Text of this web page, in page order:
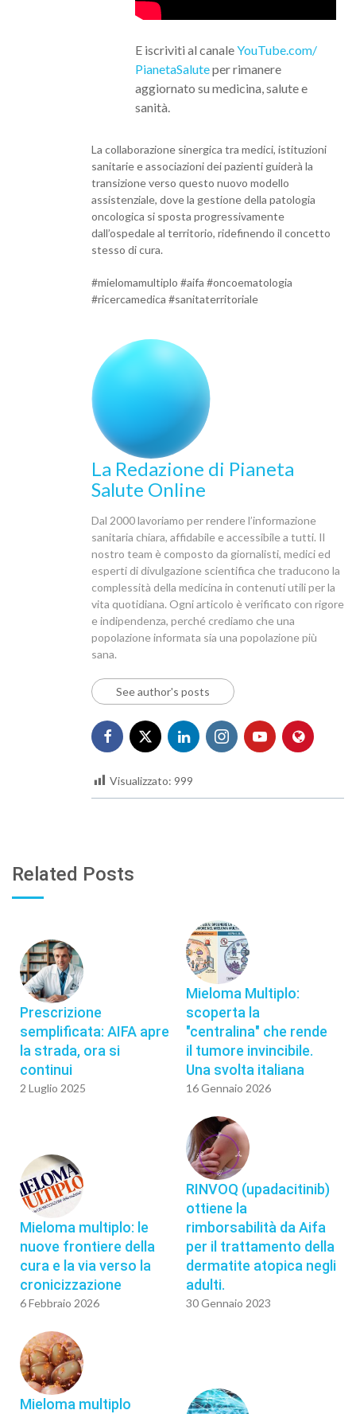
E iscriviti al canaleYouTube.com/
PianetaSaluteper rimanere
aggiornato su medicina, salute e
sanità.
La collaborazione sinergica tra medici, istituzioni
sanitarie e associazioni dei pazienti guiderà la
transizione verso questo nuovo modello
assistenziale, dove la gestione della patologia
oncologica si sposta progressivamente
dall’ospedale al territorio, ridefinendo il concetto
stesso di cura.
#mielomamultiplo #aifa #oncoematologia
#ricercamedica #sanitaterritoriale
La Redazione di Pianeta
Salute Online
Dal 2000 lavoriamo per rendere l’informazione
sanitaria chiara, affidabile e accessibile a tutti. Il
nostro team è composto da giornalisti, medici ed
esperti di divulgazione scientifica che traducono la
complessità della medicina in contenuti utili per la
vita quotidiana. Ogni articolo è verificato con rigore
e indipendenza, perché crediamo che una
popolazione informata sia una popolazione più
sana.
See author's posts
Visualizzato: 999
Related Posts
Prescrizione
semplificata: AIFA apre
la strada, ora si
continui
2 Luglio 2025
Mieloma Multiplo:
scoperta la
"centralina" che rende
il tumore invincibile.
Una svolta italiana
16 Gennaio 2026
Mieloma multiplo: le
nuove frontiere della
cura e la via verso la
cronicizzazione
6 Febbraio 2026
RINVOQ (upadacitinib)
ottiene la
rimborsabilità da Aifa
per il trattamento della
dermatite atopica negli
adulti.
30 Gennaio 2023
Mieloma multiplo